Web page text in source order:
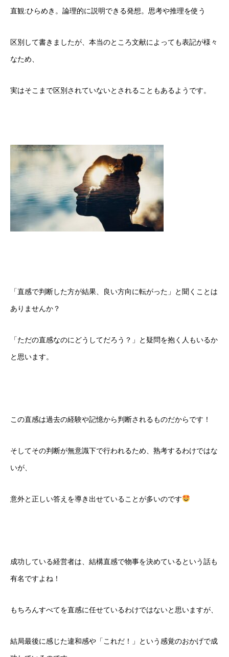
直観:ひらめき。論理的に説明できる発想。思考や推理を使う
区別して書きましたが、本当のところ文献によっても表記が様々
なため、
実はそこまで区別されていないとされることもあるようです。
「直感で判断した方が結果、良い方向に転がった」と聞くことは
ありませんか？
「ただの直感なのにどうしてだろう？」と疑問を抱く人もいるか
と思います。
この直感は過去の経験や記憶から判断されるものだからです！
そしてその判断が無意識下で行われるため、熟考するわけではな
いが、
意外と正しい答えを導き出せていることが多いのです
成功している経営者は、結構直感で物事を決めているという話も
有名ですよね！
もちろんすべてを直感に任せているわけではないと思いますが、
結局最後に感じた違和感や「これだ！」という感覚のおかげで成